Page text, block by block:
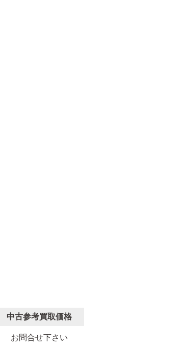
中古参考買取価格
お問合せ下さい